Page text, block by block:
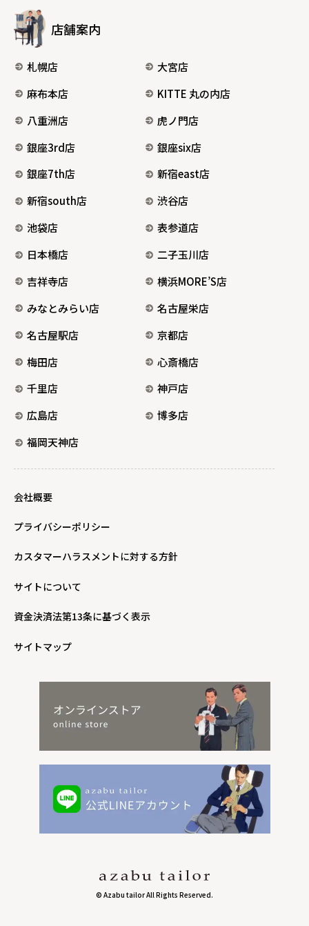
店舗案内
札幌店
大宮店
麻布本店
KITTE 丸の内店
八重洲店
虎ノ門店
銀座3rd店
銀座six店
銀座7th店
新宿east店
新宿south店
渋谷店
池袋店
表参道店
日本橋店
二子玉川店
吉祥寺店
横浜MORE’S店
みなとみらい店
名古屋栄店
名古屋駅店
京都店
梅田店
心斎橋店
千里店
神戸店
広島店
博多店
福岡天神店
会社概要
プライバシーポリシー
カスタマーハラスメントに対する方針
サイトについて
資金決済法第13条に基づく表示
サイトマップ
© Azabu tailor All Rights Reserved.